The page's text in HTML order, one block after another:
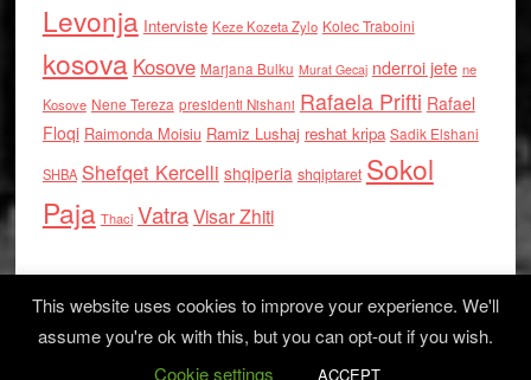
Levonja Interviste Keze Kozeta Zylo Kolec Traboini
kosova Kosove Marjana Bulku Murat Gecaj nderroi jete ne
Kosove Nene Tereza presidenti Nishani Rafaela Prifti Rafael
Floqi Raimonda Moisiu Ramiz Lushaj reshat kripa Sadik Elshani
SHBA Shefqet Kercelli shqiperia shqiptaret Sokol
Paja Thaci VatraVisar Zhiti
Log in
This website uses cookies to improve your experience. We'll
assume you're ok with this, but you can opt-out if you wish.
Cookie settings
ACCEPT